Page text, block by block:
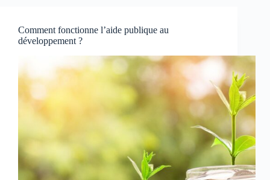
Comment fonctionne l’aide publique au
développement ?